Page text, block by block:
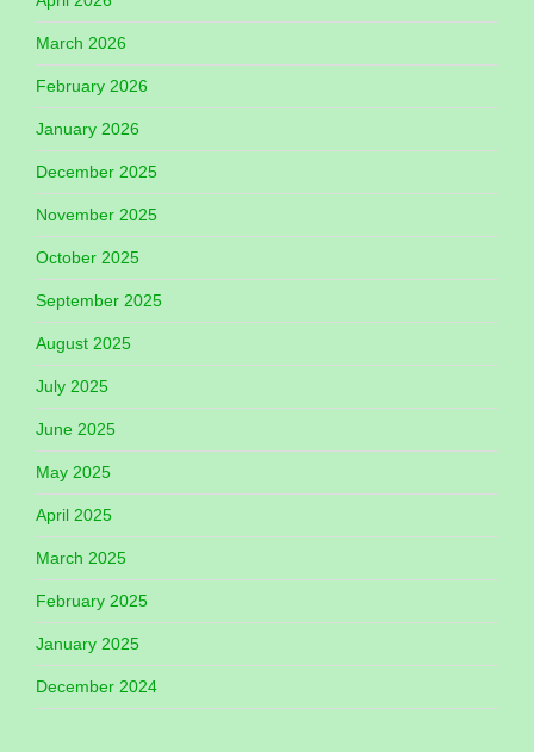
March 2026
February 2026
January 2026
December 2025
November 2025
October 2025
September 2025
August 2025
July 2025
June 2025
May 2025
April 2025
March 2025
February 2025
January 2025
December 2024